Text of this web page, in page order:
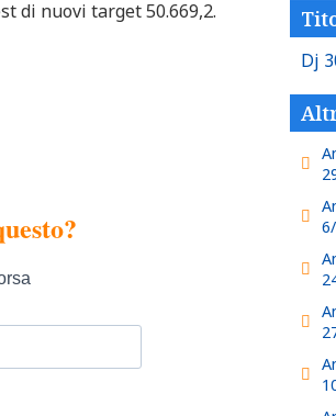
di nuovi target 50.669,2.
Dj